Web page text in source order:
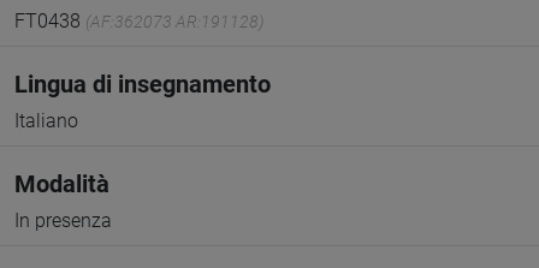
FT0438 (AF:362073 AR:191128)
Lingua di insegnamento
Italiano
Modalità
In presenza